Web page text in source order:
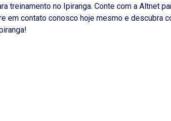
treinamento no Ipiranga. Conte com a Altnet
em contato conosco hoje mesmo e descubra